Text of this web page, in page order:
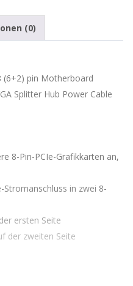
(0)
(6+2) pin Motherboard
Splitter Hub Power Cable
8-Pin-PCIe-Grafikkarten an,
Stromanschluss in zwei 8-
ersten Seite
der zweiten Seite